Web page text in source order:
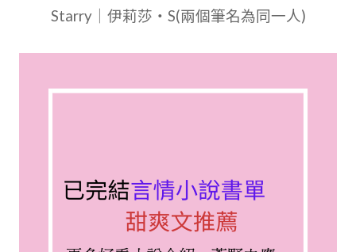
Starry｜伊莉莎・S(兩個筆名為同一人)